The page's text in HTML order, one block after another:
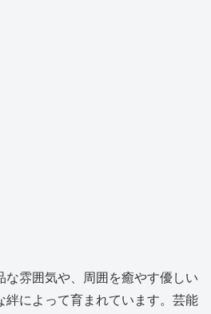
な雰囲気や、周囲を癒やす優しい
絆によって育まれています。芸能